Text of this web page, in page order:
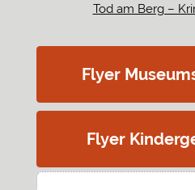
Tod am Berg –
Flyer
Flyer